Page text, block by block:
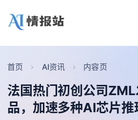
首页 AI资讯 内容页
法国热门初创公司
品，加速多种AI芯片推